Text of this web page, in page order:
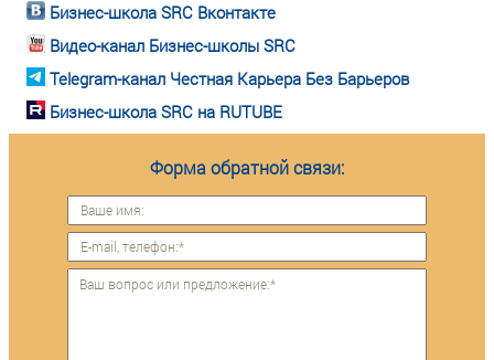
Бизнес-школа SRC Вконтакте
Видео-канал Бизнес-школы SRC
Telegram-канал Честная Карьера Без Барьеров
Бизнес-школа SRC на RUTUBE
Форма обратной связи: